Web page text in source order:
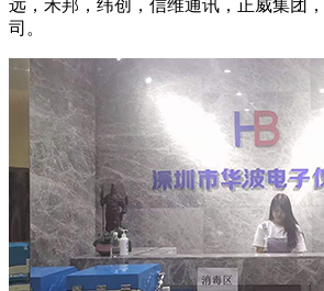
远，禾邦，纬创，信维通讯，正威集团
司。